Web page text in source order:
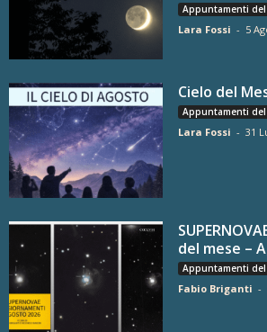
Appuntamenti del
Lara Fossi - 5
Cielo del
Appuntamenti del
Lara Fossi - 31
del mese –
Appuntamenti del
Fabio Briganti -